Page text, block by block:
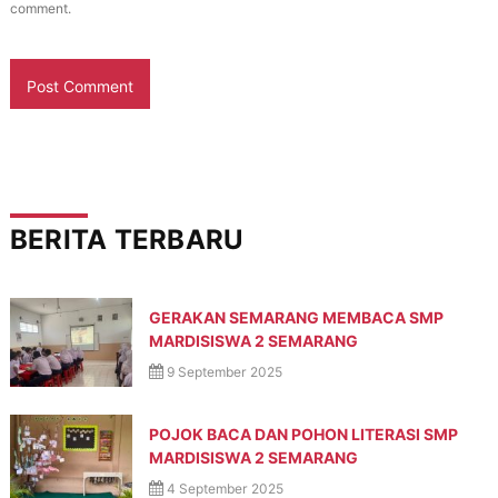
comment.
BERITA TERBARU
GERAKAN SEMARANG MEMBACA SMP
MARDISISWA 2 SEMARANG
9 September 2025
POJOK BACA DAN POHON LITERASI SMP
MARDISISWA 2 SEMARANG
4 September 2025